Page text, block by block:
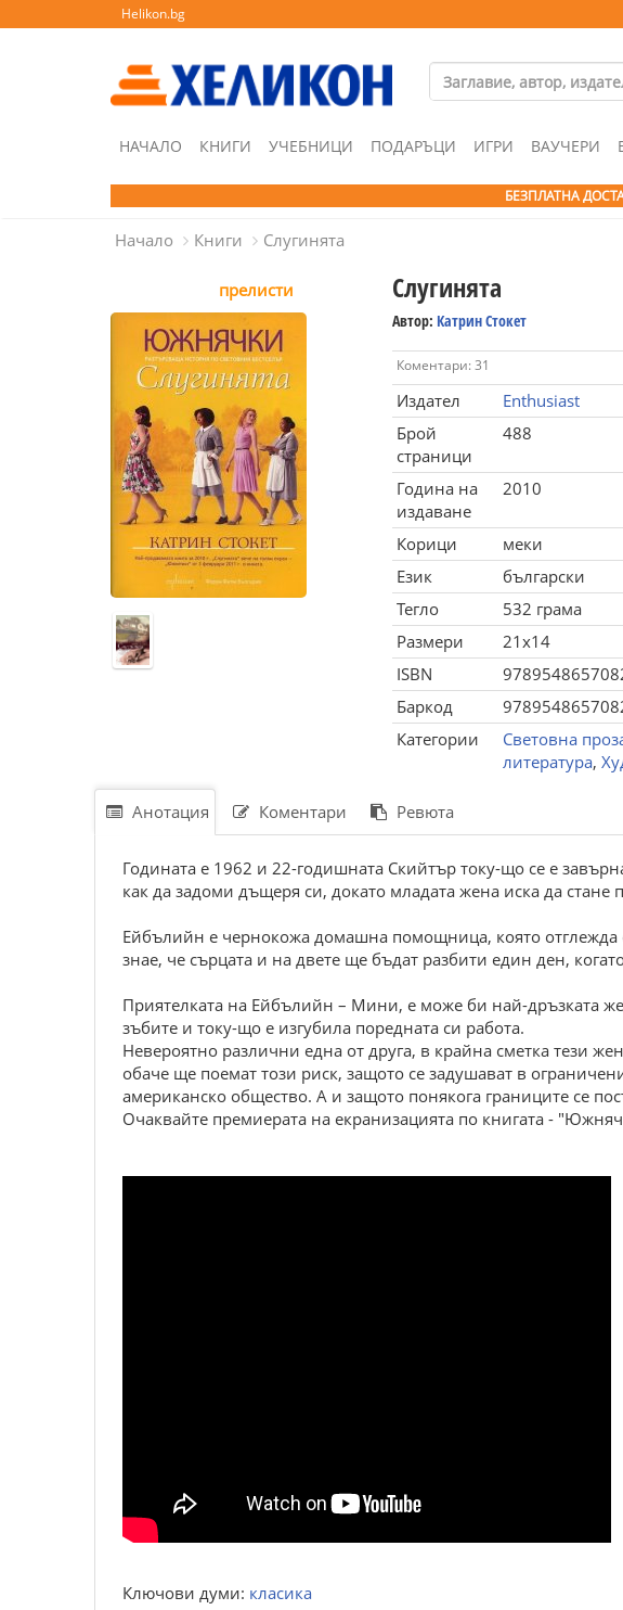
Helikon.bg
НАЧАЛО КНИГИ УЧЕБНИЦИ ПОДАРЪЦИ ИГРИ ВАУЧЕРИ
БЕЗПЛАТНА
Начало Книги Слугинята
прелисти Слугинята
Автор: Катрин Стокет
Коментари: 31
Издател
Enthusiast
Брой
страници
488
Година на
издаване
2010
Корици
меки
Език
български
Тегло
532 грама
Размери
21x14
ISBN
Баркод
Категории
Световна
литература,
Анотация Коментари Ревюта
Годината е 1962 и 22-годишната Скийтър току-що се е
как да задоми дъщеря си, докато младата жена иска да стане
Ейбълийн е чернокожа домашна помощница, която отглежда
знае, че сърцата и на двете ще бъдат разбити един ден,
Приятелката на Ейбълийн – Мини, е може би най-дръзката
зъбите и току-що е изгубила поредната си работа.
Невероятно различни една от друга, в крайна сметка тези
обаче ще поемат този риск, защото се задушават в
американско общество. А и защото понякога границите се
Очаквайте премиерата на екранизацията по книгата -
Ключови думи: класика